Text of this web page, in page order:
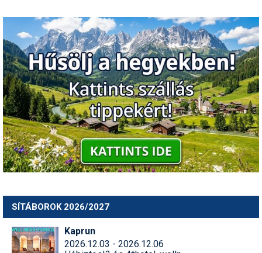
SÍTÁBOROK 2026/2027
Kaprun
2026.12.03 - 2026.12.06